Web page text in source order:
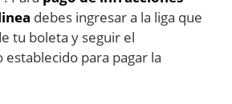
debes ingresar a la liga que
tu boleta y seguir el
para pagar la